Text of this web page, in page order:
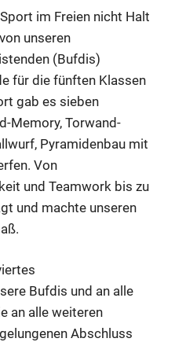
im Freien nicht Halt
unseren
(Bufdis)
für die fünften Klassen
gab es sieben
Memory, Torwand-
Pyramidenbau mit
Von
und Teamwork bis zu
und machte unseren
Bufdis und an alle
an alle weiteren
Abschluss